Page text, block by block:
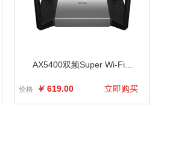
AX5400双频Super Wi-Fi...
价格 ￥ 619.00 立即购买